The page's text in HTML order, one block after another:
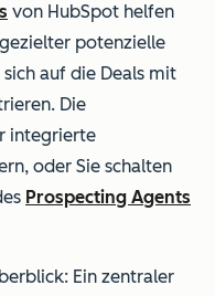
von HubSpot helfen
potenzielle
auf die Deals mit
Die
integrierte
oder Sie schalten
Prospecting Agents
Ein zentraler